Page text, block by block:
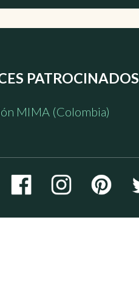
PATROCINADOS
MIMA (Colombia)